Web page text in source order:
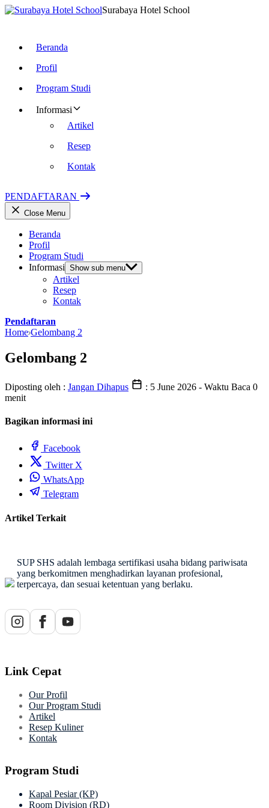
Surabaya Hotel School
Beranda
Profil
Program Studi
Informasi
Artikel
Resep
Kontak
PENDAFTARAN
Close Menu
Beranda
Profil
Program Studi
Informasi Show sub menu
Artikel
Resep
Kontak
Pendaftaran
Home Gelombang 2
Gelombang 2
Diposting oleh : Jangan Dihapus : 5 June 2026 - Waktu Baca 0
menit
Bagikan informasi ini
Facebook
Twitter X
WhatsApp
Telegram
Artikel Terkait
SUP SHS adalah lembaga sertifikasi usaha bidang pariwisata
yang berkomitmen menghadirkan layanan profesional,
terpercaya, dan sesuai ketentuan yang berlaku.
Link Cepat
Our Profil
Our Program Studi
Artikel
Resep Kuliner
Kontak
Program Studi
Kapal Pesiar (KP)
Room Division (RD)